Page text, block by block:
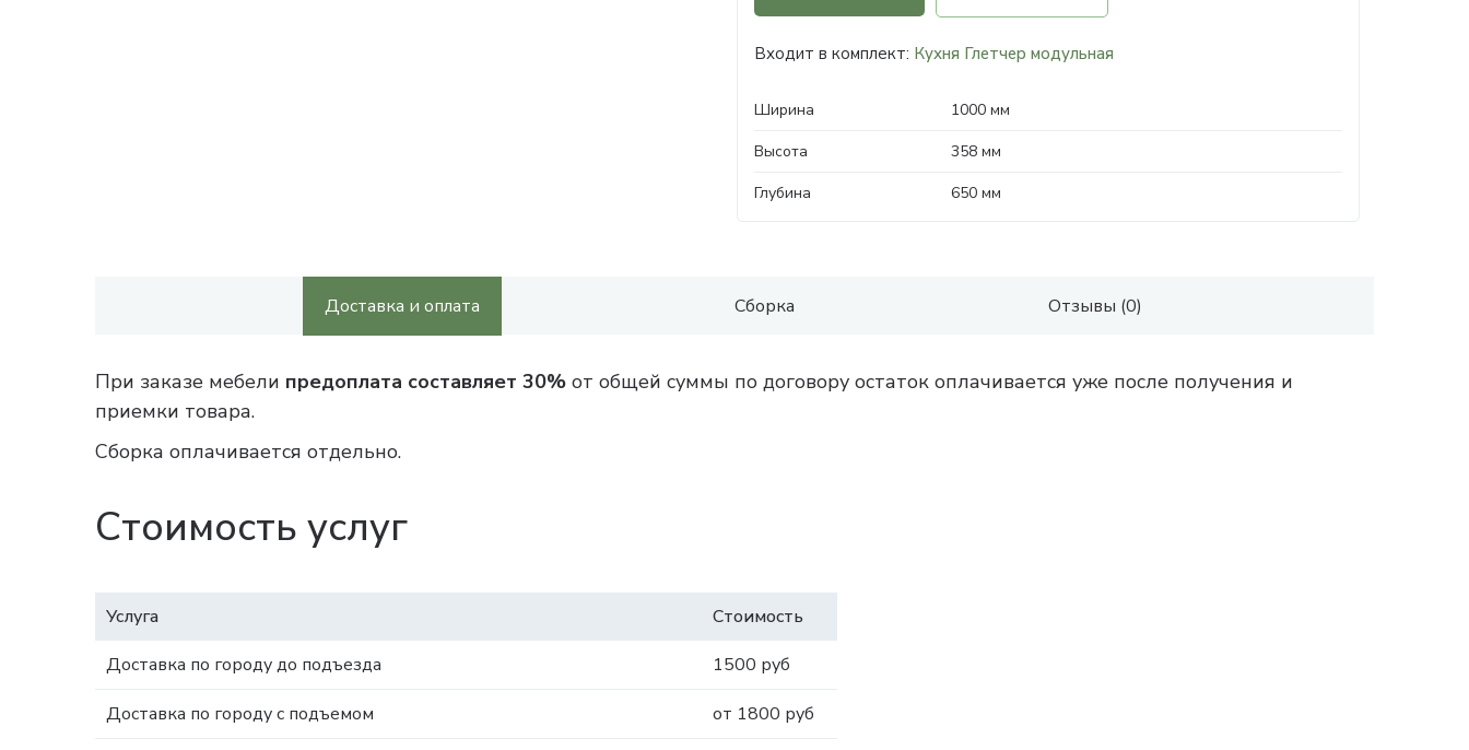
Входит в комплект: Кухня Глетчер модульная
Ширина
1000 мм
Высота
358 мм
Глубина
650 мм
Доставка и оплата Сборка Отзывы (0)
При заказе мебели предоплата составляет 30% от общей суммы по договору остаток оплачивается уже после получения и
приемки товара.
Сборка оплачивается отдельно.
Стоимость услуг
Услуга
Стоимость
Доставка по городу до подъезда
1500 руб
Доставка по городу с подъемом от 1800 руб